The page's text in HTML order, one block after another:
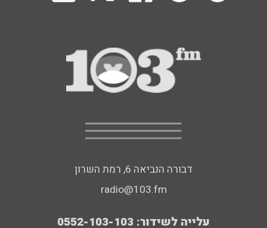
דבורה הנביאה 6, רמת השרון
radio@103.fm
עלייה לשידור: 0552-103-103